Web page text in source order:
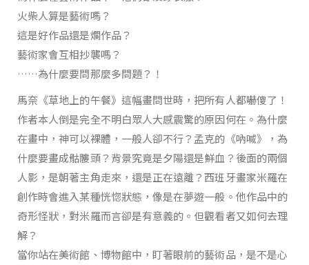
火柴人算是藝術嗎？
這是好作品還是爛作品？
藝術家會互相抄襲嗎？
……為什麼要問那麼多問題？！
馬奈《草地上的午餐》這幅畫問世時，把所有人都嚇傻了！
作者本人倒是完全不明白眾人大感震驚的原因何在。為什麼
在畫中，神可以裸體，一般人卻不行？孟克的《吶喊》，為
什麼要畫成骷髏頭？背景究竟是夕陽還是鮮血？後面的兩個
人影，是朝著主角走來，還是正在遠離？西班牙畫家米羅在
創作時會進入某種恍惚狀態，像是在夢遊一般。他作品中的
奇形怪狀，對米羅而言卻是有意義的。但觀看者又如何去理
解？
當你站在美術館、博物館中，盯著眼前的藝術品，是不是心